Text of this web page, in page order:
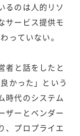
るのは人的リソ
サービス提供モ
っていない。
者と話をしたと
かった」という
時代のシステム
ザーとベンダー
、プロプライエ